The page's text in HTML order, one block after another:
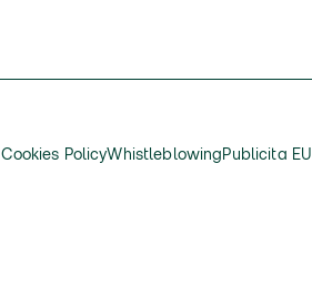
Cookies PolicyWhistleblowing Publicita EU